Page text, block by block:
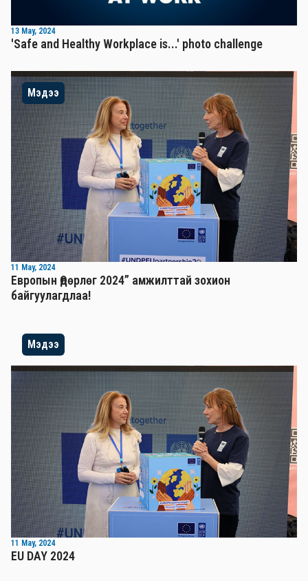
13 May, 2024
'Safe and Healthy Workplace is...' photo challenge
Мэдээ
11 May, 2024
Европын Өдөрлөг 2024” амжилттай зохион
байгуулагдлаа!
Мэдээ
11 May, 2024
EU DAY 2024